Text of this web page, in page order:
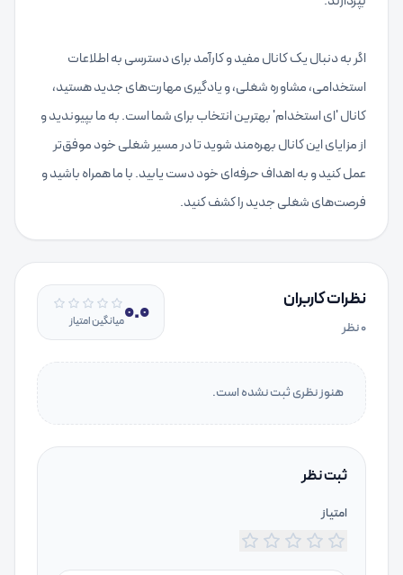
اگر به دنبال یک کانال مفید و کارآمد برای دسترسی به اطلاعات
استخدامی، مشاوره شغلی، و یادگیری مهارت‌های جدید هستید،
کانال 'ای استخدام' بهترین انتخاب برای شما است. به ما بپیوندید و
از مزایای این کانال بهره‌مند شوید تا در مسیر شغلی خود موفق‌تر
عمل کنید و به اهداف حرفه‌ای خود دست یابید. با ما همراه باشید و
فرصت‌های شغلی جدید را کشف کنید.
نظرات کاربران
۰نظر 0.0میانگین امتیاز
هنوز نظری ثبت نشده است.
ثبت نظر
امتیاز